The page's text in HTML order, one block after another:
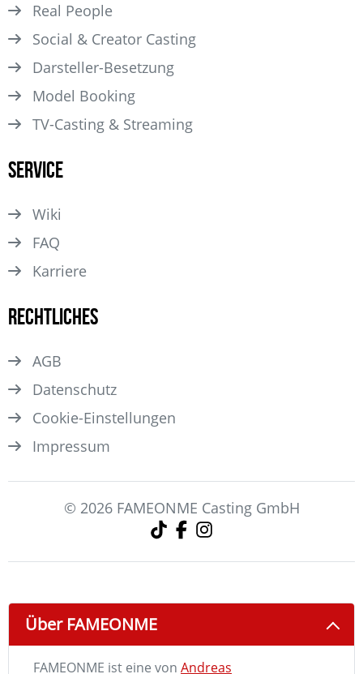
Real People
Social & Creator Casting
Darsteller­-Besetzung
Model Booking
TV-Casting & Streaming
Service
Wiki
FAQ
Karriere
Rechtliches
AGB
Datenschutz
Cookie-Einstellungen
Impressum
© 2026 FAMEONME Casting GmbH
Über FAMEONME
FAMEONME ist eine von Andreas